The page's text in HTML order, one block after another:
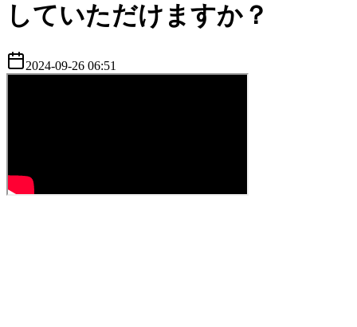
していただけますか？
2024-09-26 06:51